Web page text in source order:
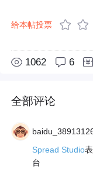
给本帖投票
1062 6
全部评论
Spread Studio
台